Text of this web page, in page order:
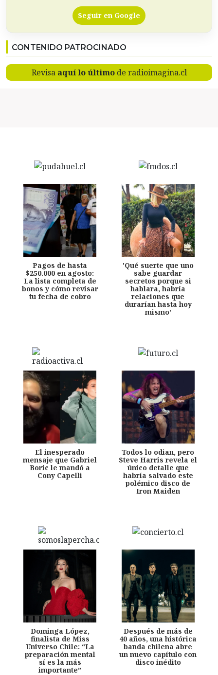
Seguir en Google
CONTENIDO PATROCINADO
Revisa aquí lo últimode radioimagina.cl
Pagos de hasta
$250.000 en agosto:
La lista completa de
bonos y cómo revisar
tu fecha de cobro
'Qué suerte que uno
sabe guardar
secretos porque si
hablara, habría
relaciones que
durarían hasta hoy
mismo'
El inesperado
mensaje que Gabriel
Boric le mandó a
Cony Capelli
Todos lo odian, pero
Steve Harris revela el
único detalle que
habría salvado este
polémico disco de
Iron Maiden
Dominga López,
finalista de Miss
Universo Chile: “La
preparación mental
sí es la más
importante”
Después de más de
40 años, una histórica
banda chilena abre
un nuevo capítulo con
disco inédito